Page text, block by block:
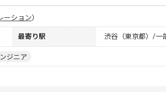
ーション）
最寄り駅 渋谷（東京都）/一
ジニア